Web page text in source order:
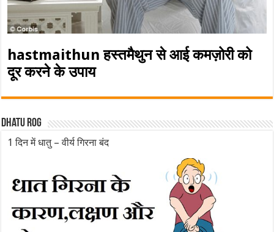
hastmaithun हस्तमैथुन से आई कमज़ोरी को
दूर करने के उपाय
Dhatu rog
1 दिन में धातु – वीर्य गिरना बंद